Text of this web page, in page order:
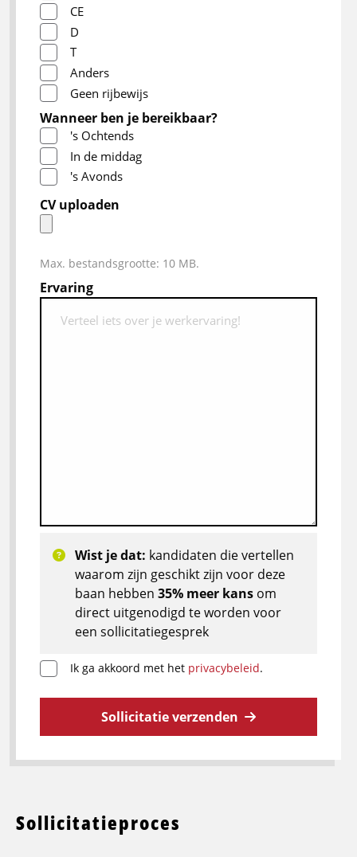
CE
D
T
Anders
Geen rijbewijs
Wanneer ben je bereikbaar?
's Ochtends
In de middag
's Avonds
CV uploaden
Max. bestandsgrootte: 10 MB.
Ervaring
Wist je dat: kandidaten die vertellen
waarom zijn geschikt zijn voor deze
baan hebben 35% meer kans om
direct uitgenodigd te worden voor
een sollicitatiegesprek
Ik ga akkoord met het privacybeleid.
Sollicitatie verzenden
Sollicitatieproces